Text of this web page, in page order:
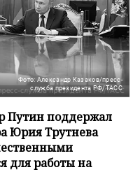
Фото: Александр Казаков/пресс-
служба президента РФ/ТАСС
Путин поддержал
Юрия Трутнева
для работы на